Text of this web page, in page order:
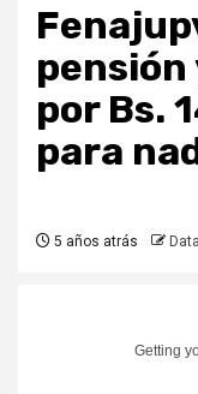
pensión
por Bs.
para
5 años atrás
Getting